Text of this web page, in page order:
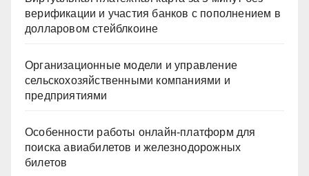
верификации и участия банков с пополнением в
долларовом стейблкоине
Организационные модели и управление
сельскохозяйственными компаниями и
предприятиями
Особенности работы онлайн-платформ для
поиска авиабилетов и железнодорожных
билетов